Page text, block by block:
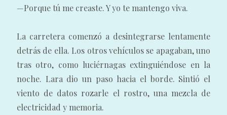
—Porque tú me creaste. Y yo te mantengo viva.
La carretera comenzó a desintegrarse lentamente
detrás de ella. Los otros vehículos se apagaban, uno
tras otro, como luciérnagas extinguiéndose en la
noche. Lara dio un paso hacia el borde. Sintió el
viento de datos rozarle el rostro, una mezcla de
electricidad y memoria.